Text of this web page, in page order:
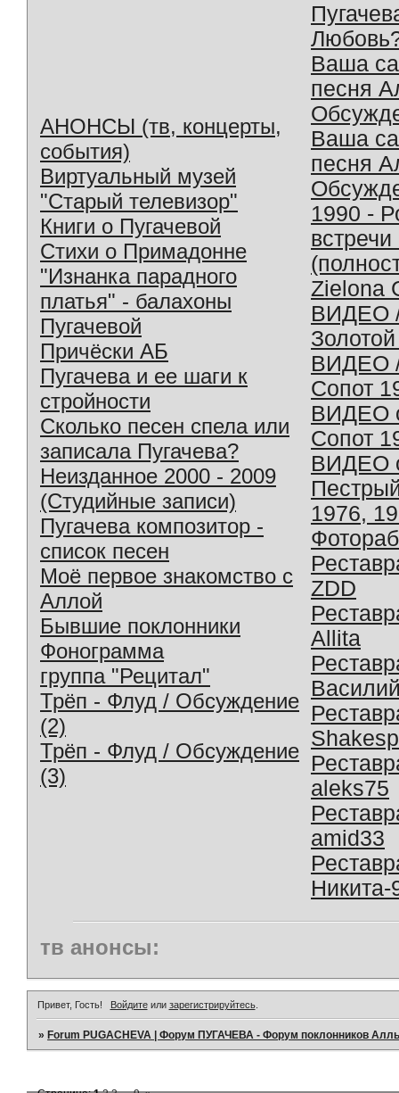
АНОНСЫ (тв, концерты,
события)
Виртуальный музей
"Старый телевизор"
Книги о Пугачевой
Стихи о Примадонне
"Изнанка парадного
платья" - балахоны
Пугачевой
Причёски АБ
Пугачева и ее шаги к
стройности
Сколько песен спела или
записала Пугачева?
Неизданное 2000 - 2009
(Студийные записи)
Пугачева композитор -
список песен
Моё первое знакомство с
Аллой
Бывшие поклонники
Фонограмма
группа "Рецитал"
Трёп - Флуд / Обсуждение
(2)
Трёп - Флуд / Обсуждение
(3)
Ваша
песня
Ваша
песня
1990 -
Zielona
ВИДЕО
ВИДЕО
Сопот
ВИДЕО
Сопот
ВИДЕО
1976,
ZDD
Allita
aleks75
amid33
Никита-
тв анонсы:
Привет, Гость! Войдитеили зарегистрируйтесь.
»Forum PUGACHEVA | Форум ПУГАЧЕВА - Форум поклонников